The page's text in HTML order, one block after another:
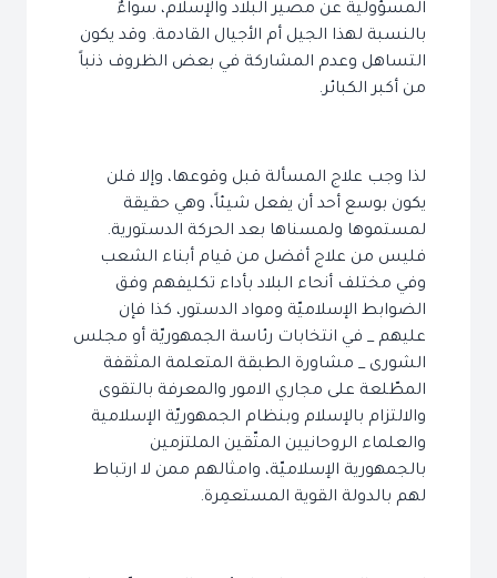
المسؤولية عن مصير البلاد والإسلام، سواءٌ
بالنسبة لهذا الجيل أم الأجيال القادمة. وقد يكون
التساهل وعدم المشاركة في بعض الظروف ذنباً
من أكبر الكبائر.
لذا وجب علاج المسألة قبل وقوعها، وإلا فلن
يكون بوسع أحد أن يفعل شيئاً، وهي حقيقة
لمستموها ولمسناها بعد الحركة الدستورية.
فليس من علاج أفضل من قيام أبناء الشعب
وفي مختلف أنحاء البلاد بأداء تكليفهم وفق
الضوابط الإسلاميّة ومواد الدستور، كذا فإن
عليهم _ في انتخابات رئاسة الجمهوريّة أو مجلس
الشورى _ مشاورة الطبقة المتعلمة المثقفة
المطّلعة على مجاري الامور والمعرفة بالتقوى
والالتزام بالإسلام وبنظام الجمهوريّة الإسلامية
والعلماء الروحانيين المتّقين الملتزمين
بالجمهورية الإسلاميّة، وامثالهم ممن لا ارتباط
لهم بالدولة القوية المستعمِرة.